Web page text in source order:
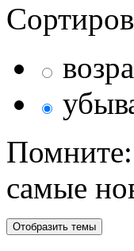
Помните:
самые